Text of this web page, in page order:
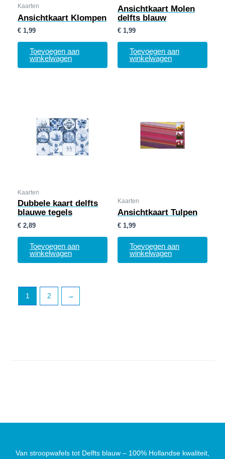
Kaarten
Ansichtkaart Klompen
€ 1,99
Toevoegen aan
winkelwagen
Ansichtkaart Molen
delfts blauw
€ 1,99
Toevoegen aan
winkelwagen
Kaarten
Dubbele kaart delfts
blauwe tegels
€ 2,89
Toevoegen aan
winkelwagen
Kaarten
Ansichtkaart Tulpen
€ 1,99
Toevoegen aan
winkelwagen
1 2 →
Van stroopwafels tot Delfts blauw – 100% Hollandse kwaliteit,